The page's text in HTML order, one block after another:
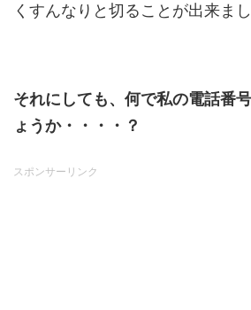
くすんなりと切ることが出来まし
それにしても、何で私の電話番
ょうか・・・・？
スポンサーリンク